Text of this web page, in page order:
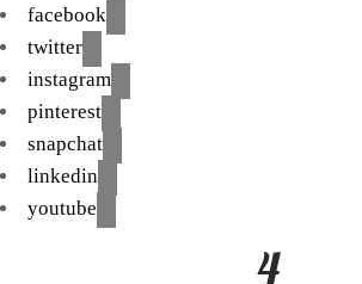
facebook
twitter
instagram
pinterest
snapchat
linkedin
youtube
4